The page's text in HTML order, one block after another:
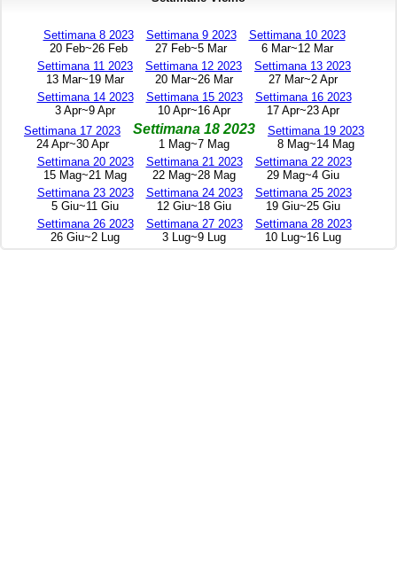
Settimana 8 2023
20 Feb~26 Feb
Settimana 9 2023
27 Feb~5 Mar
Settimana 10 2023
6 Mar~12 Mar
Settimana 11 2023
13 Mar~19 Mar
Settimana 12 2023
20 Mar~26 Mar
Settimana 13 2023
27 Mar~2 Apr
Settimana 14 2023
3 Apr~9 Apr
Settimana 15 2023
10 Apr~16 Apr
Settimana 16 2023
17 Apr~23 Apr
Settimana 17 2023
24 Apr~30 Apr
Settimana 18 2023
1 Mag~7 Mag
Settimana 19 2023
8 Mag~14 Mag
Settimana 20 2023
15 Mag~21 Mag
Settimana 21 2023
22 Mag~28 Mag
Settimana 22 2023
29 Mag~4 Giu
Settimana 23 2023
5 Giu~11 Giu
Settimana 24 2023
12 Giu~18 Giu
Settimana 25 2023
19 Giu~25 Giu
Settimana 26 2023
26 Giu~2 Lug
Settimana 27 2023
3 Lug~9 Lug
Settimana 28 2023
10 Lug~16 Lug